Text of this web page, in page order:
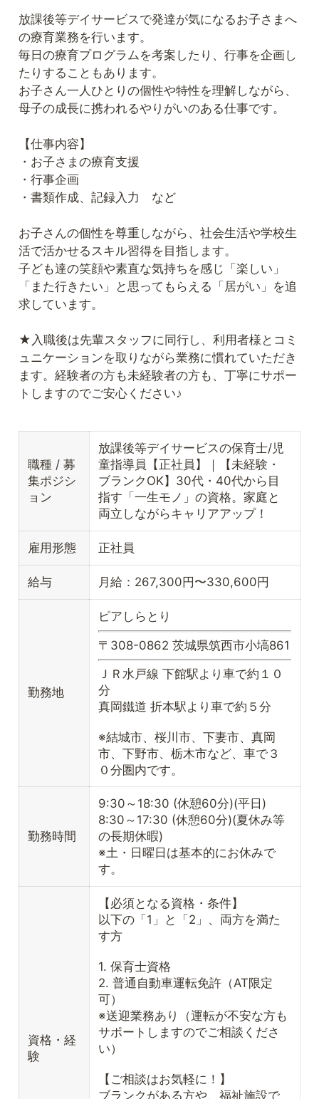
放課後等デイサービスで発達が気になるお子さまへ
の療育業務を行います。
毎日の療育プログラムを考案したり、行事を企画し
たりすることもあります。
お子さん一人ひとりの個性や特性を理解しながら、
母子の成長に携われるやりがいのある仕事です。
【仕事内容】
・お子さまの療育支援
・行事企画
・書類作成、記録入力 など
お子さんの個性を尊重しながら、社会生活や学校生
活で活かせるスキル習得を目指します。
子ども達の笑顔や素直な気持ちを感じ「楽しい」
「また行きたい」と思ってもらえる「居がい」を追
求しています。
★入職後は先輩スタッフに同行し、利用者様とコミ
ュニケーションを取りながら業務に慣れていただき
ます。経験者の方も未経験者の方も、丁寧にサポー
トしますのでご安心ください♪
職種 / 募
集ポジシ
ョン
放課後等デイサービスの保育士/児
童指導員【正社員】｜【未経験・
ブランクOK】30代・40代から目
指す「一生モノ」の資格。家庭と
両立しながらキャリアアップ！
雇用形態 正社員
給与 月給：267,300円〜330,600円
勤務地
ピアしらとり
〒308-0862 茨城県筑西市小塙861
ＪＲ水戸線 下館駅より車で約１０
分
真岡鐵道 折本駅より車で約５分
※結城市、桜川市、下妻市、真岡
市、下野市、栃木市など、車で３
０分圏内です。
勤務時間
9:30～18:30 (休憩60分)(平日)
8:30～17:30 (休憩60分)(夏休み等
の長期休暇)
※土・日曜日は基本的にお休みで
す。
資格・経
験
【必須となる資格・条件】
以下の「1」と「2」、両方を満た
す方
1. 保育士資格
2. 普通自動車運転免許（AT限定
可）
※送迎業務あり（運転が不安な方も
サポートしますのでご相談くださ
い）
【ご相談はお気軽に！】
ブランクがある方や、福祉施設で